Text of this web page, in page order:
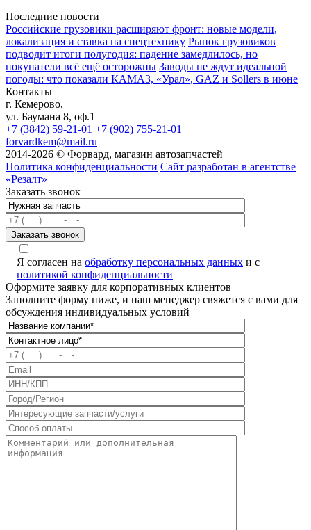
Последние новости
Российские грузовики расширяют фронт: новые модели,
локализация и ставка на спецтехнику Рынок грузовиков
подводит итоги полугодия: падение замедлилось, но
покупатели всё ещё осторожны Заводы не ждут идеальной
погоды: что показали КАМАЗ, «Урал», GAZ и Sollers в июне
Контакты
г. Кемерово,
ул. Баумана 8, оф.1
+7 (3842) 59-21-01 +7 (902) 755-21-01
forvardkem@mail.ru
2014-2026 © Форвард, магазин автозапчастей
Политика конфиденциальности Сайт разработан в агентстве
«Резалт»
Заказать звонок
Я согласен на обработку персональных данных и с
политикой конфиденциальности
Оформите заявку для корпоративных клиентов
Заполните форму ниже, и наш менеджер свяжется с вами для
обсуждения индивидуальных условий